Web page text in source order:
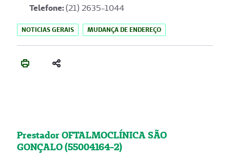
Telefone:(21) 2635-1044
NOTICIAS GERAIS MUDANÇA DE ENDEREÇO
Prestador OFTALMOCLÍNICA SÃO
GONÇALO (55004164-2)